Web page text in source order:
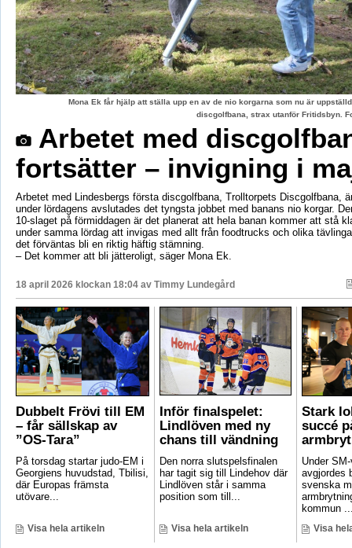
Mona Ek får hjälp att ställa upp en av de nio korgarna som nu är
discgolfbana, strax utanför Fritidsbyn.
Arbetet med
fortsätter – invigning i
Arbetet med Lindesbergs första discgolfbana, Trolltorpets Discgolfbana,
under lördagens avslutades det tyngsta jobbet med banans nio korgar.
10-slaget på förmiddagen är det planerat att hela banan kommer att stå
under samma lördag att invigas med allt från foodtrucks och olika
det förväntas bli en riktig häftig stämning.
– Det kommer att bli jätteroligt, säger Mona Ek.
18 april 2026 klockan 18:04 av Timmy Lundegård
Dubbelt Frövi till EM
– får sällskap av
”OS-Tara”
På torsdag startar judo-EM i
Georgiens huvudstad, Tbilisi,
där Europas främsta
utövare...
Visa hela artikeln
Inför finalspelet:
Lindlöven med ny
chans till vändning
Den norra slutspelsfinalen
har tagit sig till Lindehov där
Lindlöven står i samma
position som till...
Visa hela artikeln
Stark
succé
Under
avgjordes
svenska
kommun
Visa